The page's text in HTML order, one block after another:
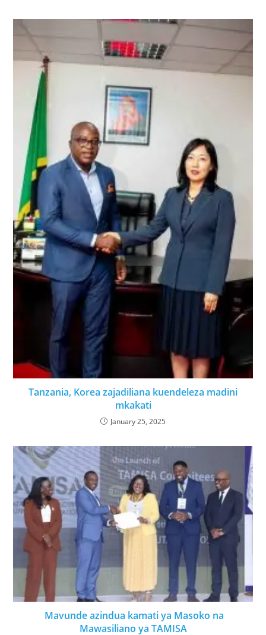
Tanzania, Korea zajadiliana kuendeleza madini
mkakati
January 25, 2025
Mavunde azindua kamati ya Masoko na
Mawasiliano ya TAMISA